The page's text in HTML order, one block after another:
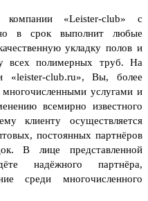
компании «Leister-club» с
в срок выполнит любые
укладку полов и
всех полимерных труб. На
«leister-club.ru», Вы, более
услугами и
всемирно известного
клиенту осуществляется
постоянных партнёров
В лице представленной
надёжного партнёра,
среди многочисленного